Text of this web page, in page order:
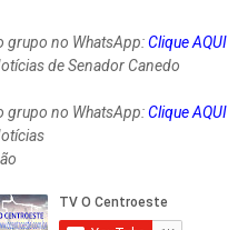
grupo no WhatsApp:Clique AQUI
de Senador Canedo
grupo no WhatsApp:Clique AQUI